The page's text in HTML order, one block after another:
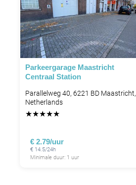
Parkeergarage Maastricht
Centraal Station
Parallelweg 40, 6221 BD Maastricht,
Netherlands
★★★★★
€ 2.79/uur
€ 14.5/24h
Minimale duur: 1 uur